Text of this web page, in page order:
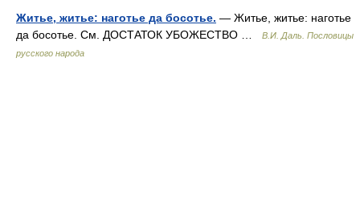
Житье, житье: наготье да босотье. — Житье, житье: наготье
да босотье. См. ДОСТАТОК УБОЖЕСТВО …
В.И. Даль. Пословицы
русского народа